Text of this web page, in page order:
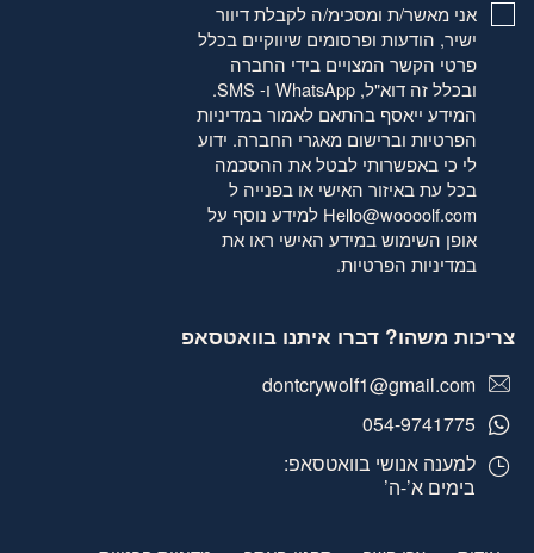
אני מאשר/ת ומסכימ/ה לקבלת דיוור
ישיר, הודעות ופרסומים שיווקיים בכלל
פרטי הקשר המצויים בידי החברה
ובכלל זה דוא"ל, WhatsApp ו- SMS.
המידע ייאסף בהתאם לאמורבמדיניות
הפרטיותוברישום מאגרי החברה. ידוע
לי כי באפשרותי לבטל את ההסכמה
בכל עת באיזור האישי או בפנייה ל
Hello@woooolf.com למידע נוסף על
אופן השימוש במידע האישי ראו את
במדיניות הפרטיות.
צריכות משהו? דברו איתנו בוואטסאפ
dontcrywolf1@gmail.com
054-9741775
למענה אנושי בוואטסאפ:
בימים א’-ה’